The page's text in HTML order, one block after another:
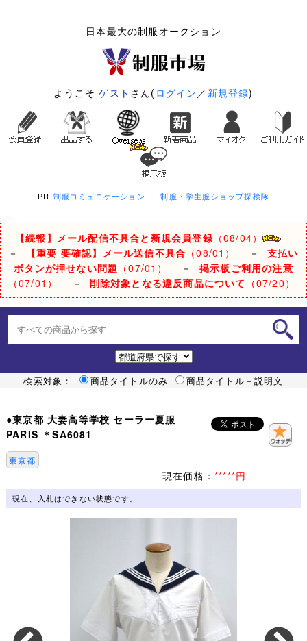
日本最大の制服オークション
ようこそゲスト さん( ログイン ／ 新規登録)
PR 制服コミュニケーション 制服・学生服ショップ探検隊
【続報】メール配信不具合と新規会員登録 （08/04）
－
【重要 要確認】メール送信不具合 （08/01） － 支払い
ボタンが押せない問題 （07/01） － 掲示板ご利用の注意
（07/01）
－ 削除対象となる違反商品について （07/20）
検索対象： 商品タイトルのみ 商品タイトル＋説明文
●東京都 大妻高等学校 セーラー夏服
PARIS ＊SA6081
東京都
現在価格： *****円
現在、入札はできない状態です。